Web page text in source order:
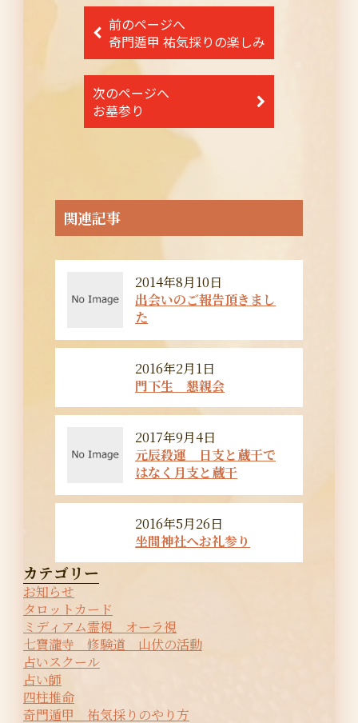
投
稿
ナ
ゲ
ー
シ
ョ
ン
前のページへ
奇門遁甲 祐気採りの楽しみ
次のページへ
お墓参り
関連記事
2014年8月10日
出会いのご報告頂きまし
た
2016年2月1日
門下生 懇親会
2017年9月4日
元辰殺運 日支と蔵干で
はなく月支と蔵干
2016年5月26日
坐間神社へお礼参り
カテゴリー
お知らせ
タロットカード
ミディアム霊視 オーラ視
七寶瀧寺 修験道 山伏の活動
占いスクール
占い師
四柱推命
奇門遁甲 祐気採りのやり方